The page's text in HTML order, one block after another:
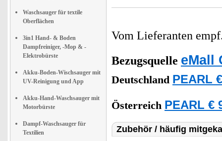
Waschsauger für textile
Oberflächen
3in1 Hand- & Boden
Dampfreiniger, -Mop & -
Elektrobürste
Akku-Boden-Wischsauger mit
UV-Reinigung und App
Akku-Hand-Waschsauger mit
Motorbürste
Dampf-Waschsauger für
Textilien
Vom Lieferanten
Bezugsquelle eMall
Deutschland PEARL
Österreich PEARL €
Zubehör / häufig